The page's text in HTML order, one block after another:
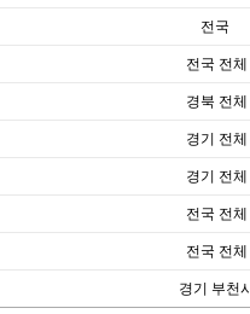
전국
전국 전체
경북 전체
경기 전체
경기 전체
전국 전체
전국 전체
경기 부천시